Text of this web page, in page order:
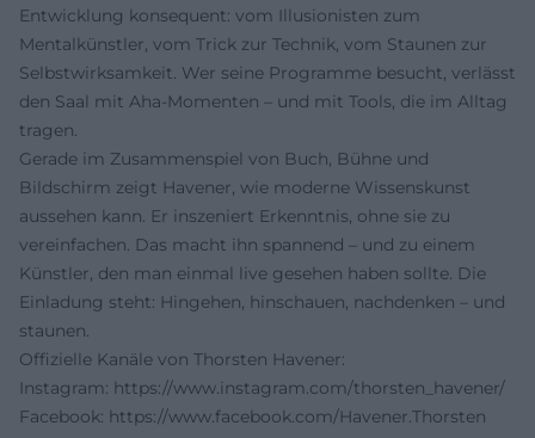
Entwicklung konsequent: vom Illusionisten zum
Mentalkünstler, vom Trick zur Technik, vom Staunen zur
Selbstwirksamkeit. Wer seine Programme besucht, verlässt
den Saal mit Aha-Momenten – und mit Tools, die im Alltag
tragen.
Gerade im Zusammenspiel von Buch, Bühne und
Bildschirm zeigt Havener, wie moderne Wissenskunst
aussehen kann. Er inszeniert Erkenntnis, ohne sie zu
vereinfachen. Das macht ihn spannend – und zu einem
Künstler, den man einmal live gesehen haben sollte. Die
Einladung steht: Hingehen, hinschauen, nachdenken – und
staunen.
Offizielle Kanäle von Thorsten Havener:
Instagram: https://www.instagram.com/thorsten_havener/
Facebook: https://www.facebook.com/Havener.Thorsten